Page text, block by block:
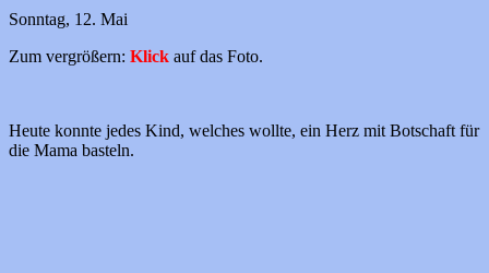
Sonntag, 12. Mai
Zum vergrößern: Klick auf das Foto.
Heute konnte jedes Kind, welches wollte, ein Herz mit Botschaft für
die Mama basteln.